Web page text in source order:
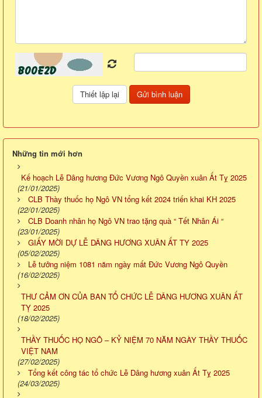
Những tin mới hơn
Kế hoạch Lễ Dâng hương Đức Vương Ngô Quyền xuân Ất Tỵ 2025
(21/01/2025)
CLB Thày thuốc họ Ngô VN tổng kết 2024 triến khai KH 2025
(22/01/2025)
CLB Doanh nhân họ Ngô VN trao tặng quà “ Tết Nhân Ái “
(23/01/2025)
GIẤY MỜI DỰ LỄ DÂNG HƯƠNG XUÂN ẤT TY 2025
(05/02/2025)
Lễ tưởng niệm 1081 năm ngày mất Đức Vương Ngô Quyền
(16/02/2025)
THƯ CẢM ƠN CỦA BAN TỔ CHỨC LỄ DÂNG HƯƠNG XUÂN ẤT
TỴ 2025
(18/02/2025)
THẦY THUỐC HỌ NGÔ – KỶ NIỆM 70 NĂM NGÀY THẦY THUỐC
VIỆT NAM
(27/02/2025)
Tổng kết công tác tổ chức Lễ Dâng hương xuân Ất Tỵ 2025
(24/03/2025)